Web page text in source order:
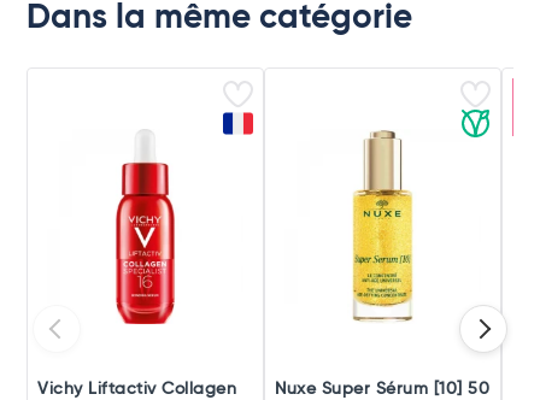
Dans la même catégorie
Vichy Liftactiv Collagen
Nuxe Super Sérum [10] 50